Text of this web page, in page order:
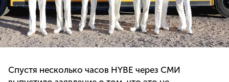
Спустя несколько часов HYBE через СМИ